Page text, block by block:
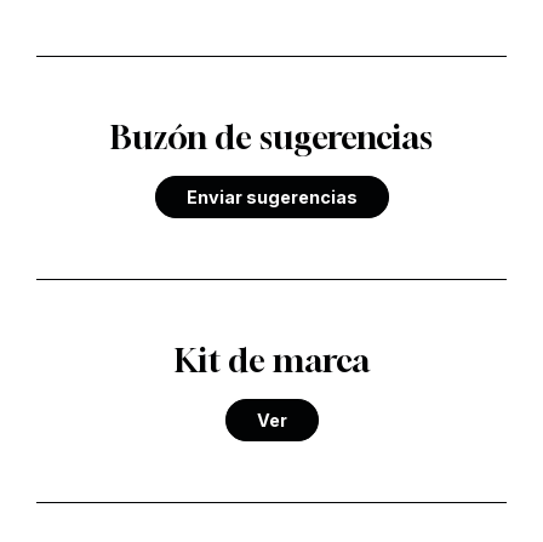
Buzón de sugerencias
Enviar sugerencias
Kit de marca
Ver